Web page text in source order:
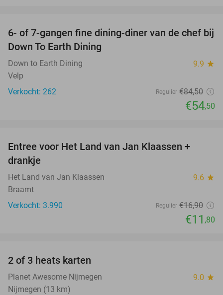
36%
6- of 7-gangen fine dining-diner van de chef bij
Down To Earth Dining
Down to Earth Dining 9.9 star
Velp
Verkocht: 262
Regulier €84,50
€54,50
Entree voor Het Land van Jan Klaassen +
drankje
Het Land van Jan Klaassen 9.6 star
Braamt
Verkocht: 3.990
Regulier €16,90
€11 ,80
2 of 3 heats karten
Planet Awesome Nijmegen 9.0 star
Nijmegen (13 km)